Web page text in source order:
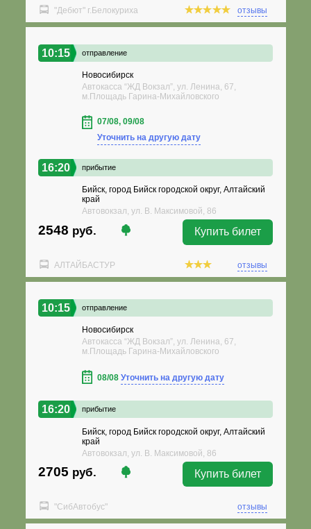
"Дебют" г.Белокуриха отзывы
10:15 отправление
Новосибирск
Автокасса “ЖД Вокзал”, ул. Ленина, 67,
м.Площадь Гарина-Михайловского
07/08, 09/08
Уточнить на другую дату
16:20 прибытие
Бийск, город Бийск городской округ, Алтайский
край
Автовокзал, ул. В. Максимовой, 86
2548 руб. Купить билет
АЛТАЙБАСТУР отзывы
10:15 отправление
Новосибирск
Автокасса “ЖД Вокзал”, ул. Ленина, 67,
м.Площадь Гарина-Михайловского
08/08 Уточнить на другую дату
16:20 прибытие
Бийск, город Бийск городской округ, Алтайский
край
Автовокзал, ул. В. Максимовой, 86
2705 руб. Купить билет
"СибАвтобус" отзывы